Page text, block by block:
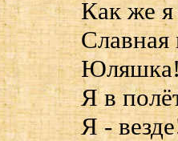
Как же я
Славная
Я в
Я -